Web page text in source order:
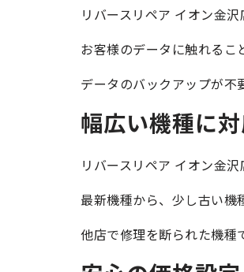
リバースリペア イオン金沢
お客様のデータに触れるこ
データのバックアップが不
幅広い機種に
リバースリペア イオン金沢
最新機種から、少し古い機
他店で修理を断られた機種